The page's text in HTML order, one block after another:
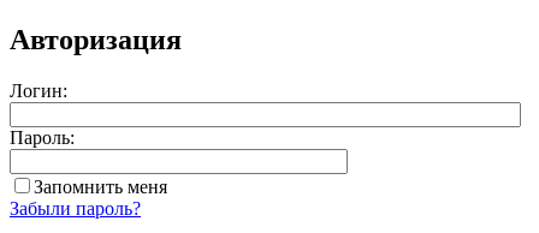
Авторизация
Логин:
Пароль:
Запомнить меня
Забыли пароль?